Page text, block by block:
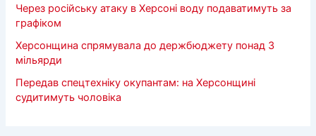
Через російську атаку в Херсоні воду подаватимуть за
графіком
Херсонщина спрямувала до держбюджету понад 3
мільярди
Передав спецтехніку окупантам: на Херсонщині
судитимуть чоловіка